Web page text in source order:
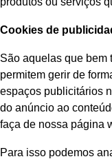
Cookies de
São aquelas que bem
permitem gerir de
espaços publicitários
do anúncio ao
faça de nossa página
Para isso podemos